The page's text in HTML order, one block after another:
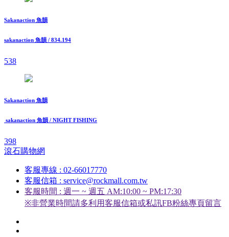
Sakanaction 魚韻
sakanaction 魚韻 / 834.194
538
Sakanaction 魚韻
sakanaction 魚韻 / NIGHT FISHING
398
滾石購物網
客服專線 : 02-66017770
客服信箱 : service@rockmall.com.tw
客服時間 : 週一 ~ 週五 AM:10:00 ~ PM:17:30
※非營業時間請多利用客服信箱或私訊FB粉絲專頁留言